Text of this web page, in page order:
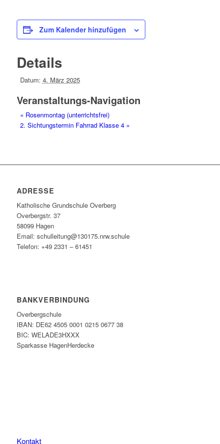
Zum Kalender hinzufügen
Details
Datum: 4. März 2025
Veranstaltungs-Navigation
« Rosenmontag (unterrichtsfrei)
2. Sichtungstermin Fahrrad Klasse 4 »
ADRESSE
Katholische Grundschule Overberg
Overbergstr. 37
58099 Hagen
Email: schulleitung@130175.nrw.schule
Telefon: +49 2331 – 61451
BANKVERBINDUNG
Overbergschule
IBAN: DE62 4505 0001 0215 0677 38
BIC: WELADE3HXXX
Sparkasse HagenHerdecke
Kontakt